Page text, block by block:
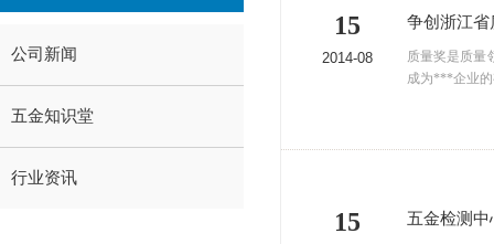
15
2014-08
争创浙江
质量奖是质量
成为***企业
15 五金检测
公司新闻
五金知识堂
行业资讯